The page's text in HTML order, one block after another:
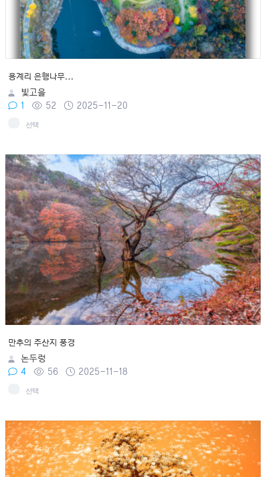
용계리 은행나무...
빛고을
1
52 2025-11-20
선택
만추의 주산지 풍경
논두렁
4
56 2025-11-18
선택